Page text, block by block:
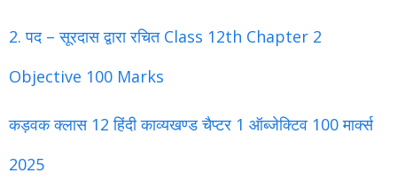
2. पद – सूरदास द्वारा रचित Class 12th Chapter 2
Objective 100 Marks
कड़वक क्लास 12 हिंदी काव्यखण्ड चैप्टर 1 ऑब्जेक्टिव 100 मार्क्स
2025